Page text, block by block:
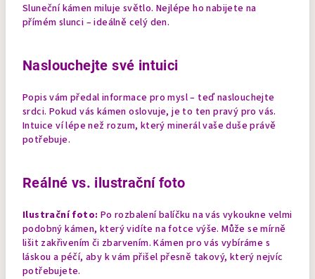
Sluneční kámen miluje světlo. Nejlépe ho nabijete na
přímém slunci – ideálně celý den.
Naslouchejte své intuici
Popis vám předal informace pro mysl – teď naslouchejte
srdci. Pokud vás kámen oslovuje, je to ten pravý pro vás.
Intuice ví lépe než rozum, který minerál vaše duše právě
potřebuje.
Reálné vs. ilustrační foto
Ilustrační foto: Po rozbalení balíčku na vás vykoukne velmi
podobný kámen, který vidíte na fotce výše. Může se mírně
lišit zakřivením či zbarvením. Kámen pro vás vybíráme s
láskou a péčí, aby k vám přišel přesně takový, který nejvíc
potřebujete.